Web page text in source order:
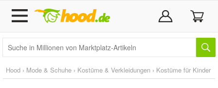
Hood › Mode & Schuhe › Kostüme & Verkleidungen › Kostüme für Kinder